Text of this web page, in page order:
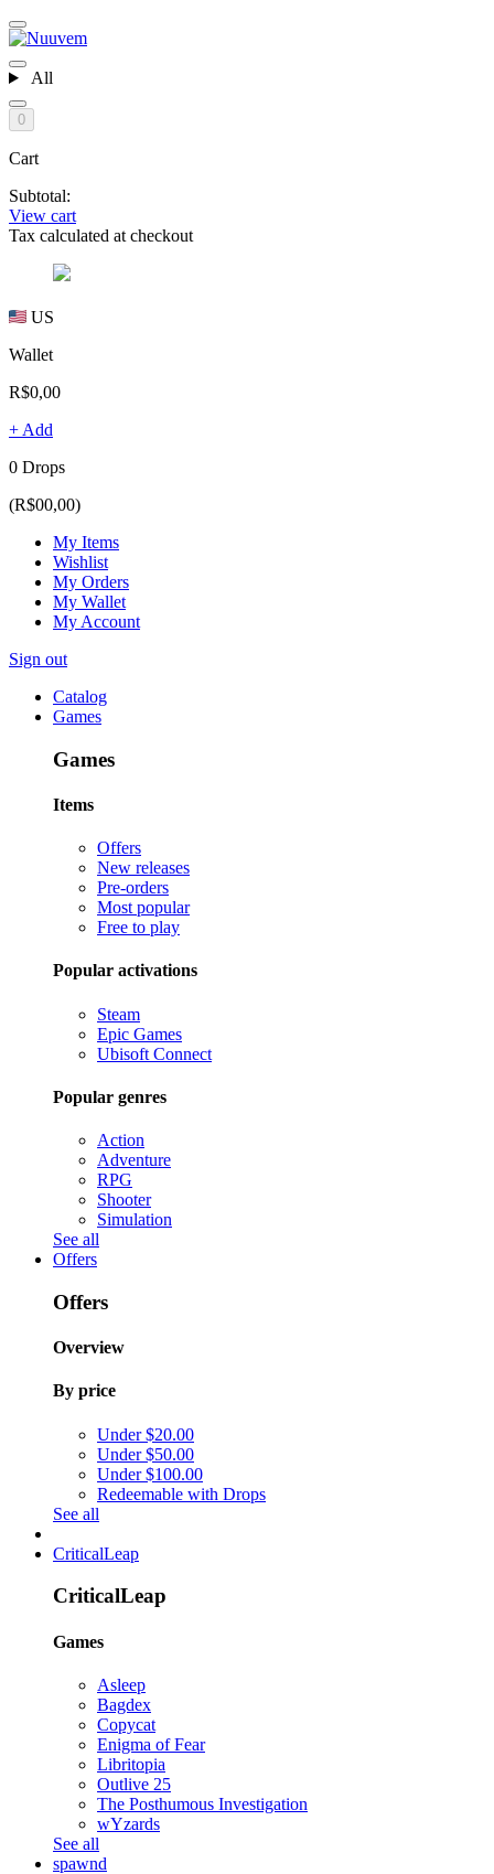
All
0
Cart
Subtotal:
View cart
Tax calculated at checkout
US
Wallet
R$0,00
+ Add
0 Drops
(R$00,00)
My Items
Wishlist
My Orders
My Wallet
My Account
Sign out
Catalog
Games
Games
Items
Offers
New releases
Pre-orders
Most popular
Free to play
Popular activations
Steam
Epic Games
Ubisoft Connect
Popular genres
Action
Adventure
RPG
Shooter
Simulation
See all
Offers
Offers
Overview
By price
Under $20.00
Under $50.00
Under $100.00
Redeemable with Drops
See all
CriticalLeap
CriticalLeap
Games
Asleep
Bagdex
Copycat
Enigma of Fear
Libritopia
Outlive 25
The Posthumous Investigation
wYzards
See all
spawnd